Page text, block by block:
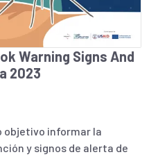
Warning Signs And
2023
objetivo informar la
y signos de alerta de